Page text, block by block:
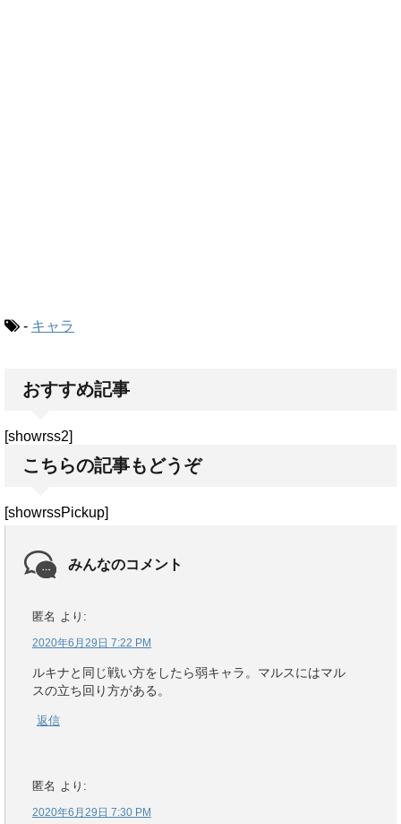
- キャラ
おすすめ記事
[showrss2]
こちらの記事もどうぞ
[showrssPickup]
みんなのコメント
匿名 より:
2020年6月29日 7:22 PM
ルキナと同じ戦い方をしたら弱キャラ。マルスにはマル
スの立ち回り方がある。
返信
匿名 より:
2020年6月29日 7:30 PM